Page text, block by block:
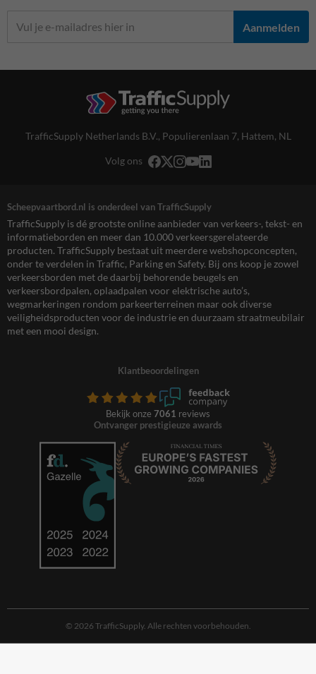
Aanmelden
TrafficSupply Netherlands B.V., Populierenlaan 7, Hattem, NL
Volg ons
Scheepvaartbord.nl is onderdeel van TrafficSupply
TrafficSupply is dé grootste online aanbieder van verkeers-, tekst- en
informatieborden en meer dan 10.000 verkeersgerelateerde
producten. TrafficSupply bestaat uit meerdere webshopconcepten,
onder te verdelen in Traffic, Parking en Safety. Bij ons koop je zowel
verkeersborden met de daarbij behorende beugels en
verkeersbordpalen, oplaadpalen voor elektrische auto’s,
wegmarkeringen rondom parkeerterreinen maar ook diverse
veiligheidsproducten voor de industrie en duurzaam straatmeubilair
met een mooi design.
Klantbeoordelingen
Bekijk onze 7061 reviews
Ontvanger prestigieuze awards
© 2026 TrafficSupply. Alle rechten voorbehouden.